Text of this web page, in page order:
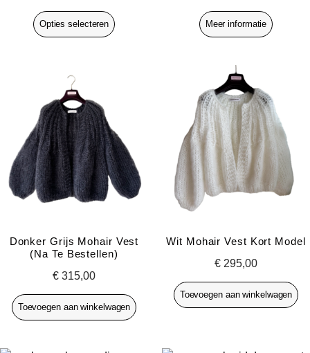
Opties selecteren Meer informatie
Donker Grijs Mohair Vest
(na Te Bestellen)
€ 315,00
Toevoegen aan winkelwagen
Wit Mohair Vest Kort Model
€ 295,00
Toevoegen aan winkelwagen